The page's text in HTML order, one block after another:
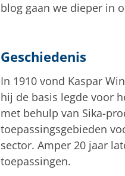
blog gaan we dieper in
Geschiedenis
In 1910 vond Kaspar
hij de basis legde voor
met behulp van Sika-
toepassingsgebieden
sector. Amper 20 jaar
toepassingen.